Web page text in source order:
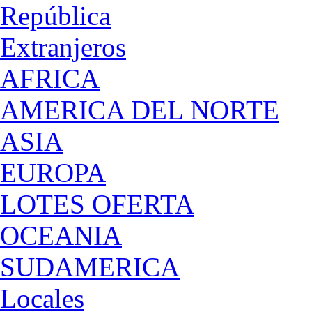
República
Extranjeros
AFRICA
AMERICA DEL NORTE
ASIA
EUROPA
LOTES OFERTA
OCEANIA
SUDAMERICA
Locales